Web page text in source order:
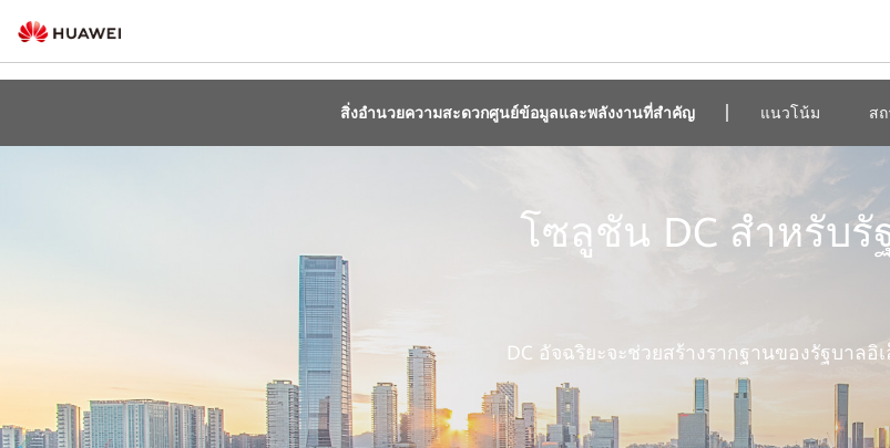
สิ่งอำนวยความสะดวกศูนย์ข้อมูลและพลังงานที่สำคัญ แนวโน้ม ส
โซลูชัน DC สำหรับรั
DC อัจฉริยะจะช่วยสร้างรากฐานของรัฐบาลอิ